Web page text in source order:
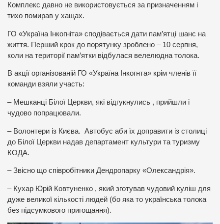
Комплекс давно не використовується за призначенням і
тихо помирав у хащах.
ГО «Україна Інкогніта» сподівається дати пам’ятці шанс на
життя. Перший крок до порятунку зроблено – 10 серпня,
коли на території пам’ятки відбулася велелюдна толока.
В акції організованій ГО «Україна Інкогнта» крім членів її
команди взяли участь:
– Мешканці Білої Церкви, які відгукнулись , прийшли і
чудово попрацювали.
– Волонтери із Києва. Автобус аби їх доправити із столиці
до Білої Церкви надав департамент культури та туризму
КОДА.
– Звісно що співробітники Дендропарку «Олександрія».
– Кухар Юрій Ковтуненко , який зготував чудовий куліш для
дуже великої кількості людей (бо яка то українська толока
без підсумкового пригощання).